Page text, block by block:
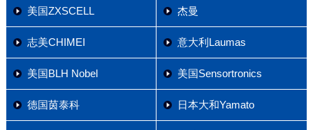
美国ZXSCELL 杰曼
志美CHIMEI 意大利Laumas
美国BLH Nobel 美国Sensortronics
德国茵泰科 日本大和Yamato